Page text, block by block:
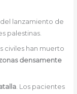
lanzamiento de
palestinas.
civiles han muerto
densamente
. Los pacientes